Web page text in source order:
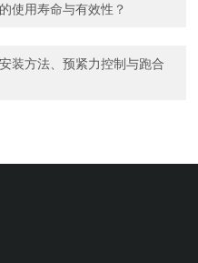
使用寿命与有效性？
装方法、预紧力控制与跑合